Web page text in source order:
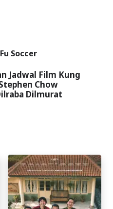
Soccer
Jadwal Film Kung
Chow
Dilmurat